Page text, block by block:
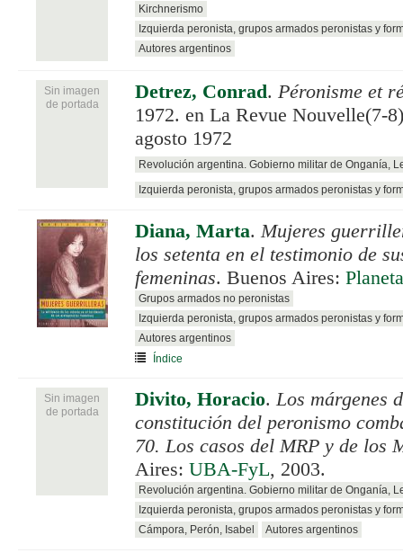
Kirchnerismo
Izquierda peronista, grupos armados peronistas y
Autores argentinos
Sin imagen
de portada
Detrez, Conrad. Péronisme et
1972. en La Revue Nouvelle(7-
agosto 1972
Revolución argentina. Gobierno militar de Onganía,
Izquierda peronista, grupos armados peronistas y
Diana, Marta. Mujeres
los setenta en el testimonio de
femeninas. Buenos Aires: Planeta
Grupos armados no peronistas
Izquierda peronista, grupos armados peronistas y
Autores argentinos
Índice
Sin imagen
de portada
Divito, Horacio. Los márgenes
constitución del peronismo
70. Los casos del MRP y de los
Aires: UBA-FyL, 2003.
Revolución argentina. Gobierno militar de Onganía,
Izquierda peronista, grupos armados peronistas y
Cámpora, Perón, Isabel
Autores argentinos